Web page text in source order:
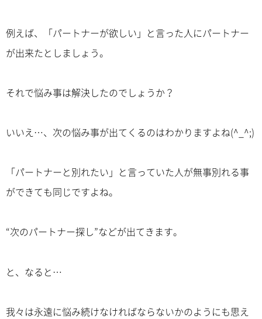
例えば、「パートナーが欲しい」と言った人にパートナー
が出来たとしましょう。
それで悩み事は解決したのでしょうか？
いいえ…、次の悩み事が出てくるのはわかりますよね(^_^;)
「パートナーと別れたい」と言っていた人が無事別れる事
ができても同じですよね。
“次のパートナー探し”などが出てきます。
と、なると…
我々は永遠に悩み続けなければならないかのようにも思え